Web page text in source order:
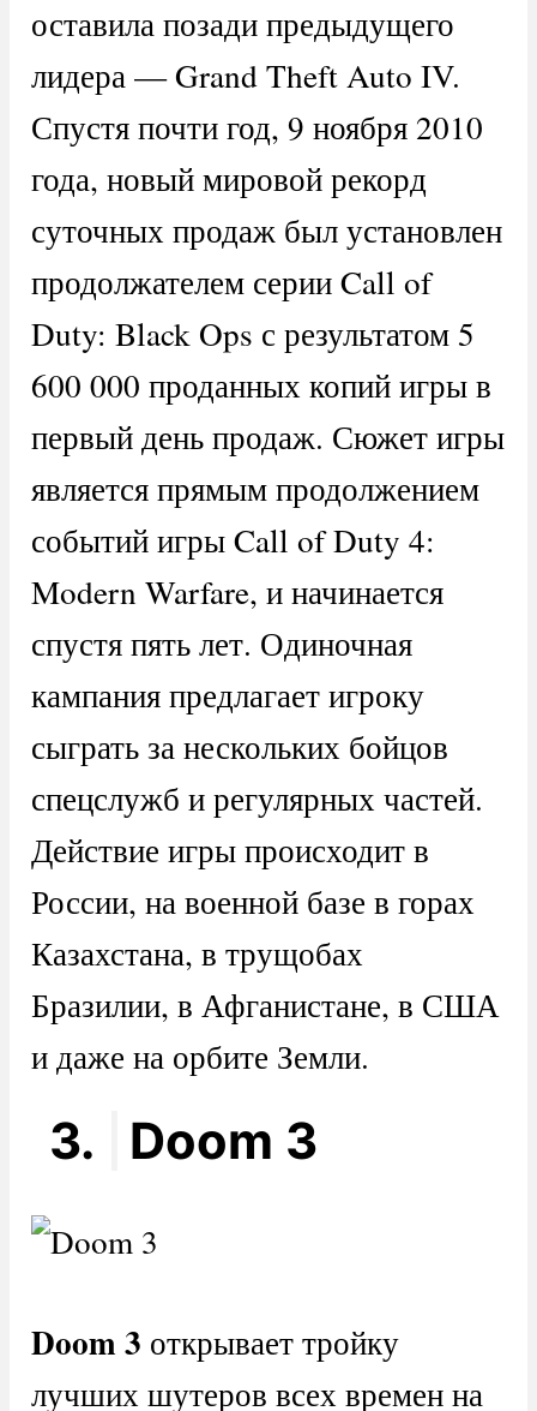
оставила позади предыдущего
лидера — Grand Theft Auto IV.
Спустя почти год, 9 ноября 2010
года, новый мировой рекорд
суточных продаж был установлен
продолжателем серии Call of
Duty: Black Ops с результатом 5
600 000 проданных копий игры в
первый день продаж. Сюжет игры
является прямым продолжением
событий игры Call of Duty 4:
Modern Warfare, и начинается
спустя пять лет. Одиночная
кампания предлагает игроку
сыграть за нескольких бойцов
спецслужб и регулярных частей.
Действие игры происходит в
России, на военной базе в горах
Казахстана, в трущобах
Бразилии, в Афганистане, в США
и даже на орбите Земли.
3. Doom 3
Doom 3 открывает тройку
лучших шутеров всех времен на